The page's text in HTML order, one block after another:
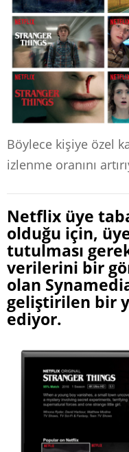
Böylece kişiye özel
izlenme oranını
Netflix üye
olduğu için,
tutulması
verilerini bir
olan
geliştirilen bir
ediyor.